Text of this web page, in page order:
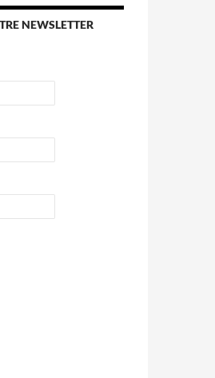
NEWSLETTER